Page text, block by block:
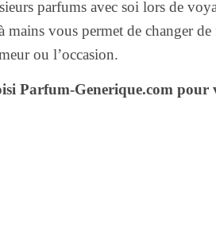
parfums avec soi lors de
vous permet de changer
ou l’occasion.
Parfum-Generique.com